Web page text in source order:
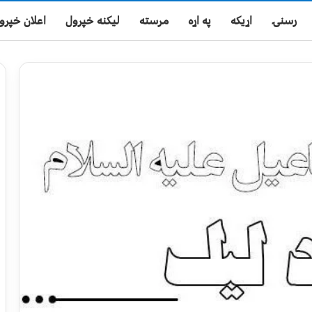
رسنۍ اړیکه په اړه مرسته لیکنه خپرول اعلان